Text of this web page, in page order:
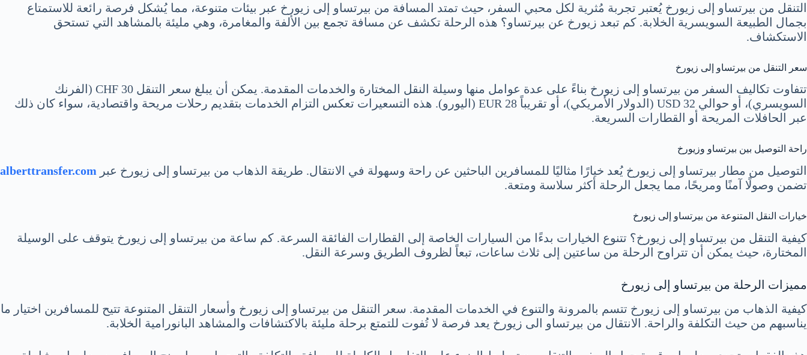
التنقل من بيرتساو إلى زيورخ يُعتبر تجربة مُثرية لكل محبي السفر، حيث تمتد المسافة من بيرتساو إلى زيورخ عبر بيئات متنوعة، مما يُشكل فرصة رائعة للاستمتاع
بجمال الطبيعة السويسرية الخلابة. كم تبعد زيورخ عن بيرتساو؟ هذه الرحلة تكشف عن مسافة تجمع بين الألفة والمغامرة، وهي مليئة بالمشاهد التي تستحق
الاستكشاف.
سعر التنقل من بيرتساو إلى زيورخ
تتفاوت تكاليف السفر من بيرتساو إلى زيورخ بناءً على عدة عوامل منها وسيلة النقل المختارة والخدمات المقدمة. يمكن أن يبلغ سعر التنقل 30 CHF (الفرنك
السويسري)، أو حوالي 32 USD (الدولار الأمريكي)، أو تقريباً 28 EUR (اليورو). هذه التسعيرات تعكس التزام الخدمات بتقديم رحلات مريحة واقتصادية، سواء كان ذلك
عبر الحافلات المريحة أو القطارات السريعة.
راحة التوصيل بين بيرتساو وزيورخ
التوصيل من مطار بيرتساو إلى زيورخ يُعد خيارًا مثاليًا للمسافرين الباحثين عن راحة وسهولة في الانتقال. طريقة الذهاب من بيرتساو إلى زيورخ عبر alberttransfer.com
تضمن وصولًا آمنًا ومريحًا، مما يجعل الرحلة أكثر سلاسة ومتعة.
خيارات النقل المتنوعة من بيرتساو إلى زيورخ
كيفية التنقل من بيرتساو إلى زيورخ؟ تتنوع الخيارات بدءًا من السيارات الخاصة إلى القطارات الفائقة السرعة. كم ساعة من بيرتساو إلى زيورخ يتوقف على الوسيلة
المختارة، حيث يمكن أن تتراوح الرحلة من ساعتين إلى ثلاث ساعات، تبعاً لظروف الطريق وسرعة النقل.
مميزات الرحلة من بيرتساو إلى زيورخ
كيفية الذهاب من بيرتساو إلى زيورخ تتسم بالمرونة والتنوع في الخدمات المقدمة. سعر التنقل من بيرتساو إلى زيورخ وأسعار التنقل المتنوعة تتيح للمسافرين اختيار ما
يناسبهم من حيث التكلفة والراحة. الانتقال من بيرتساو الى زيورخ يعد فرصة لا تُفوت للتمتع برحلة مليئة بالاكتشافات والمشاهد البانورامية الخلابة.